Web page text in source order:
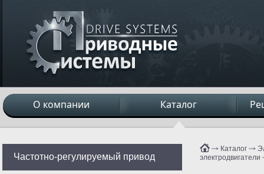
О компании Каталог
Каталог
электродвигатели
Частотно-регулируемый привод